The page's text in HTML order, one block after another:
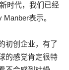
时代，我们已经
表示。
初创企业，有了
的感觉肯定很特